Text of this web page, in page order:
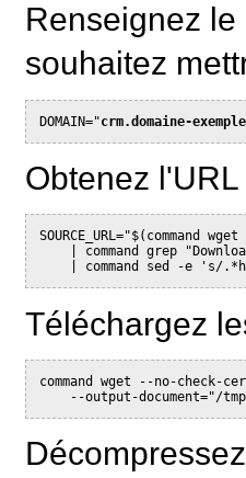
Renseignez
souhaitez
DOMAIN="crm.domaine-
Obtenez
| command grep
Téléchargez
command wget --no-check-